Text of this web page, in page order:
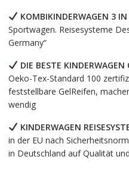
KOMBIKINDERWAGEN 3 IN
Sportwagen. Reisesysteme
Germany“
DIE BESTE
Oeko-Tex-Standard 100
feststellbare GelReifen,
wendig
KINDERWAGEN
in der EU nach
in Deutschland auf Qualität